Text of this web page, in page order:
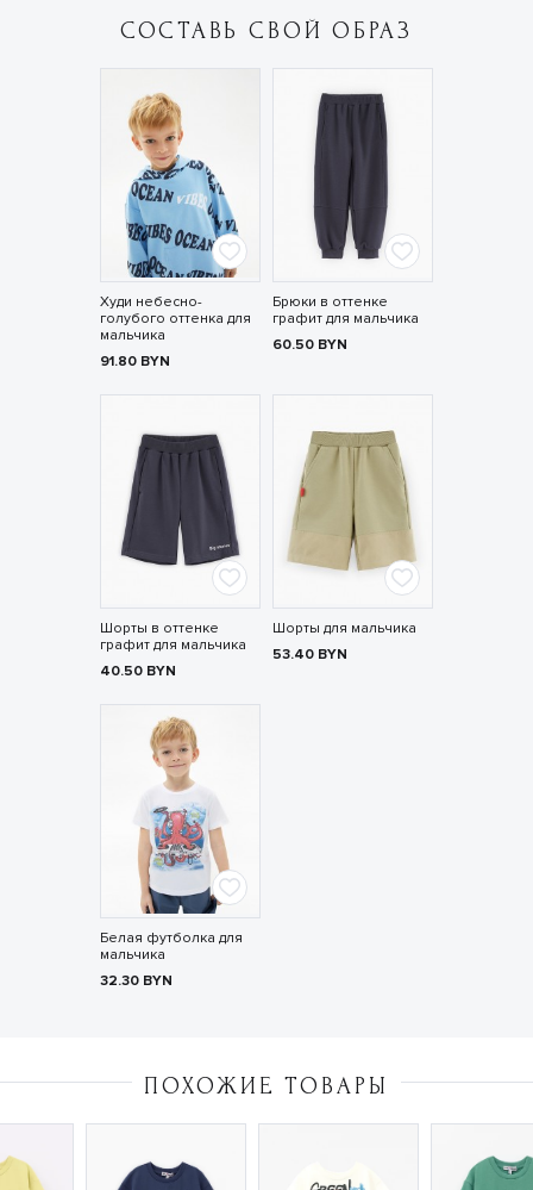
СОСТАВЬ СВОЙ ОБРАЗ
Худи небесно-
голубого оттенка для
мальчика
91.80 BYN
Брюки в оттенке
графит для мальчика
60.50 BYN
Шорты в оттенке
графит для мальчика
40.50 BYN
Шорты для мальчика
53.40 BYN
Белая футболка для
мальчика
32.30 BYN
ПОХОЖИЕ ТОВАРЫ